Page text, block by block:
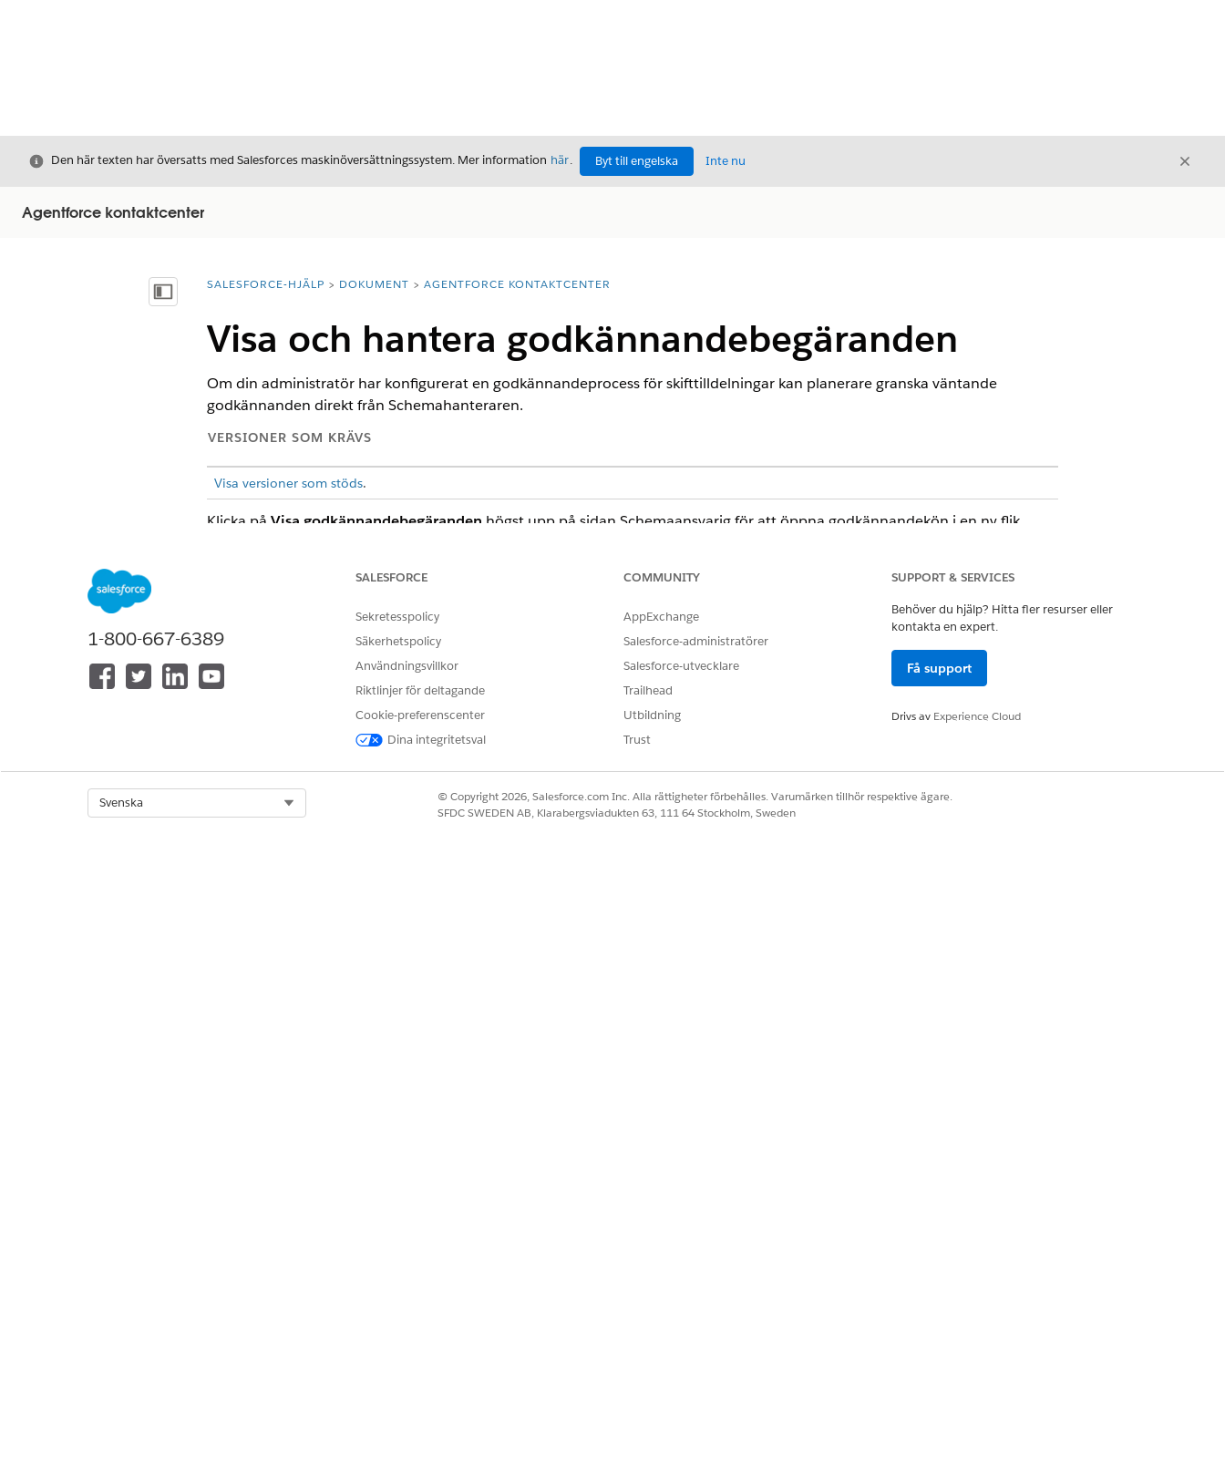
Stäng
Den här texten har översatts med Salesforces maskinöversättningssystem. Mer information här. Byt till engelska Inte nu Stäng
Agentforce kontaktcenter
Visa innehållsförteckning
Du är här:
SALESFORCE-HJÄLP DOKUMENT AGENTFORCE KONTAKTCENTER
Visa och hantera godkännandebegäranden
Om din administratör har konfigurerat en godkännandeprocess för skifttilldelningar kan planerare granska väntande
godkännanden direkt från Schemahanteraren.
VERSIONER SOM KRÄVS
Visa versioner som stöds.
Klicka på Visa godkännandebegäranden högst upp på sidan Schemaansvarig för att öppna godkännandekön i en ny flik.
kugghjulsikonen(Öppna inställningar) i det övre högra hörnet i Schemahanteraren för att öppna panelenJustera
INSTÄLLNING
Visa områdestidszon
När detta är aktiverat visas skifttider i serviceområdets lokala tidszon. När det inaktiveras
visas skift i den inloggade användarens tidszon.
Länka en kapacitetsplan till vyn för att fylla i raden Personal som behövs med
prognostiserade personalmål. Välj en plan från rullmenyn eller lämna som
att dölja personaldata som behövs.
Appen Relation till skift
1-800-667-6389
SALESFORCE
Sekretesspolicy
Säkerhetspolicy
Användningsvillkor
Riktlinjer för deltagande
Cookie-preferenscenter
Dina integritetsval
COMMUNITY
AppExchange
Salesforce-administratörer
Salesforce-utvecklare
Trailhead
Utbildning
Trust
SUPPORT & SERVICES
Behöver du hjälp? Hitta fler resurser eller
kontakta en expert.
Få support
Drivs av Experience Cloud
Svenska
© Copyright 2026, Salesforce.com Inc. Alla rättigheter förbehålles. Varumärken tillhör respektive ägare.
SFDC SWEDEN AB, Klarabergsviadukten 63, 111 64 Stockholm, Sweden